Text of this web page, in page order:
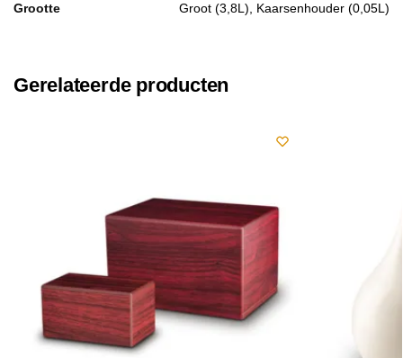
Grootte Groot (3,8L), Kaarsenhouder (0,05L)
Gerelateerde producten